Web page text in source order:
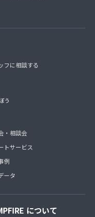
フに相談する
う
・相談会
トサービス
例
ータ
について